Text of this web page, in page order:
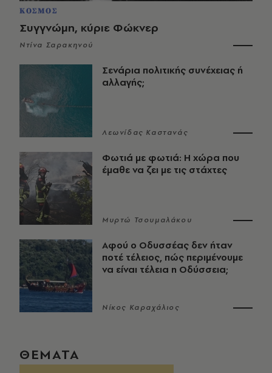
ΚΟΣΜΟΣ
Συγγνώμη, κύριε Φώκνερ
Ντίνα Σαρακηνού
Σενάρια πολιτικής συνέχειας ή
αλλαγής;
Λεωνίδας Καστανάς
Φωτιά με φωτιά: Η χώρα που
έμαθε να ζει με τις στάχτες
Μυρτώ Τσουμαλάκου
Αφού ο Οδυσσέας δεν ήταν
ποτέ τέλειος, πώς περιμένουμε
να είναι τέλεια η Οδύσσεια;
Νίκος Καραχάλιος
ΘΕΜΑΤΑ